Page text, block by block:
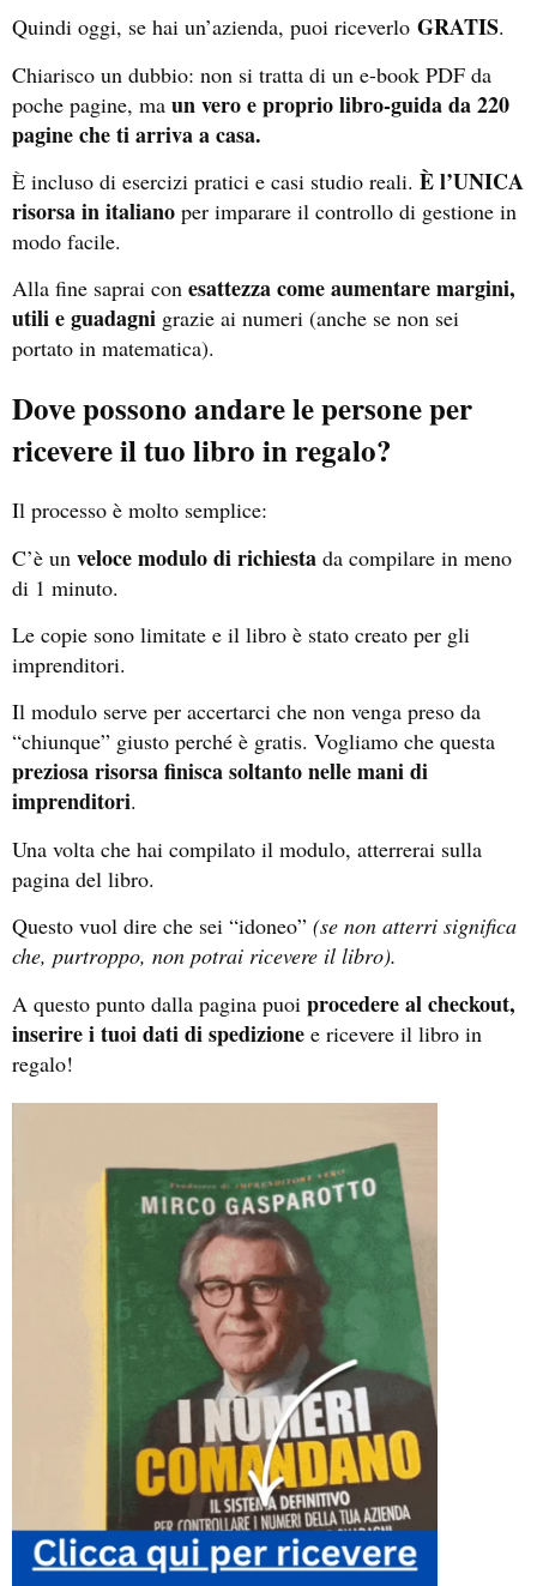
Quindi oggi, se hai un’azienda, puoi riceverlo GRATIS.
Chiarisco un dubbio: non si tratta di un e-book PDF da
poche pagine, ma un vero e proprio libro-guida da 220
pagine che ti arriva a casa.
È incluso di esercizi pratici e casi studio reali. È l’UNICA
risorsa in italiano per imparare il controllo di gestione in
modo facile.
Alla fine saprai con esattezza come aumentare margini,
utili e guadagni grazie ai numeri (anche se non sei
portato in matematica).
Dove possono andare le persone per
ricevere il tuo libro in regalo?
Il processo è molto semplice:
C’è un veloce modulo di richiesta da compilare in meno
di 1 minuto.
Le copie sono limitate e il libro è stato creato per gli
imprenditori.
Il modulo serve per accertarci che non venga preso da
“chiunque” giusto perché è gratis. Vogliamo che questa
preziosa risorsa finisca soltanto nelle mani di
imprenditori.
Una volta che hai compilato il modulo, atterrerai sulla
pagina del libro.
Questo vuol dire che sei “idoneo” (se non atterri significa
che, purtroppo, non potrai ricevere il libro).
A questo punto dalla pagina puoi procedere al checkout,
inserire i tuoi dati di spedizione e ricevere il libro in
regalo!